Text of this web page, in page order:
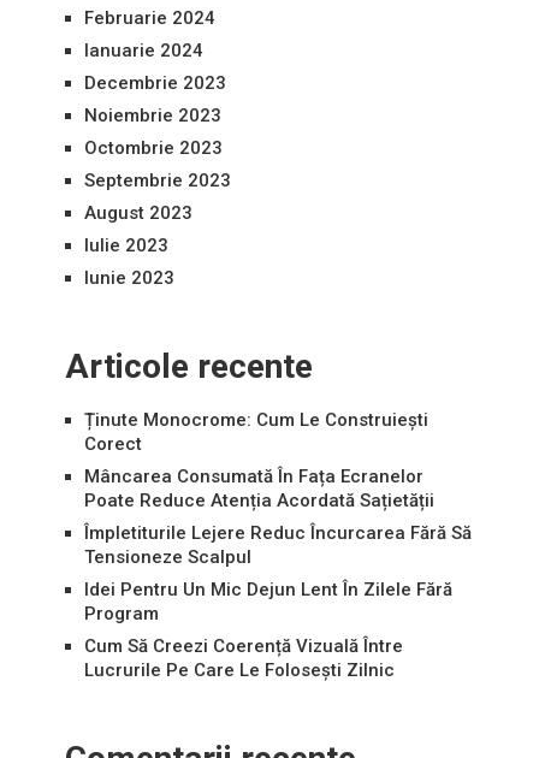
Februarie 2024
Ianuarie 2024
Decembrie 2023
Noiembrie 2023
Octombrie 2023
Septembrie 2023
August 2023
Iulie 2023
Iunie 2023
Articole recente
Ținute Monocrome: Cum Le Construiești
Corect
Mâncarea Consumată În Fața Ecranelor
Poate Reduce Atenția Acordată Sațietății
Împletiturile Lejere Reduc Încurcarea Fără Să
Tensioneze Scalpul
Idei Pentru Un Mic Dejun Lent În Zilele Fără
Program
Cum Să Creezi Coerență Vizuală Între
Lucrurile Pe Care Le Folosești Zilnic